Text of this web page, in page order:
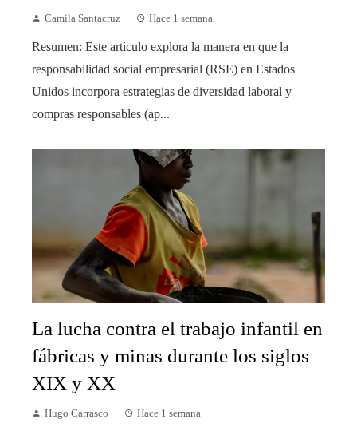
Camila Santacruz Hace 1 semana
Resumen: Este artículo explora la manera en que la
responsabilidad social empresarial (RSE) en Estados
Unidos incorpora estrategias de diversidad laboral y
compras responsables (ap...
La lucha contra el trabajo infantil en
fábricas y minas durante los siglos
XIX y XX
Hugo Carrasco Hace 1 semana